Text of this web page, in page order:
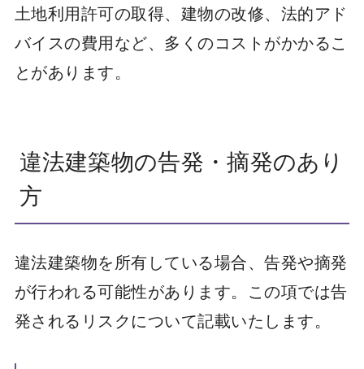
土地利用許可の取得、建物の改修、法的アド
バイスの費用など、多くのコストがかかるこ
とがあります。
違法建築物の告発・摘発のあり
方
違法建築物を所有している場合、告発や摘発
が行われる可能性があります。この項では告
発されるリスクについて記載いたします。